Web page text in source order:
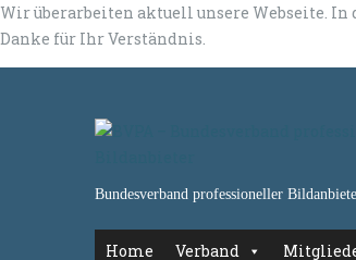
Wir überarbeiten aktuell unsere Webseite.
Danke für Ihr Verständnis.
Bundesverband professioneller
Home Verband